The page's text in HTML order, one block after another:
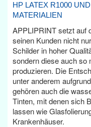
HP LATEX R1000
MATERIALIEN
APPLIPRINT setzt auf
seinen Kunden nicht
Schilder in hoher
sondern diese auch so
produzieren. Die
unter anderem
gehören auch die
Tinten, mit denen sich
lassen wie
Krankenhäuser.